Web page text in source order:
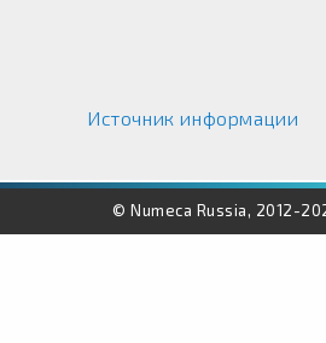
Источник информации
© Numeca Russia, 2012-